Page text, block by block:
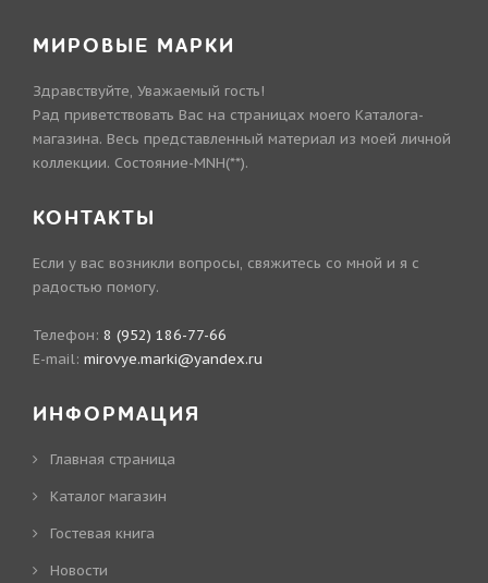
МИРОВЫЕ МАРКИ
Здравствуйте, Уважаемый гость!
Рад приветствовать Вас на страницах моего Каталога-
магазина. Весь представленный материал из моей личной
коллекции. Состояние-MNH(**).
КОНТАКТЫ
Если у вас возникли вопросы, свяжитесь со мной и я с
радостью помогу.
Телефон: 8 (952) 186-77-66
E-mail: mirovye.marki@yandex.ru
ИНФОРМАЦИЯ
Главная страница
Каталог магазин
Гостевая книга
Новости